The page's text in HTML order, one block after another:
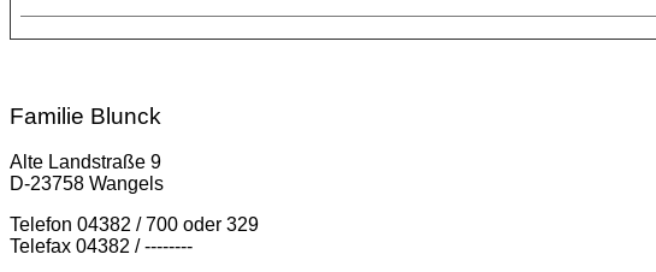
Familie Blunck
Alte Landstraße 9
D-23758 Wangels
Telefon 04382 / 700 oder 329
Telefax 04382 / --------